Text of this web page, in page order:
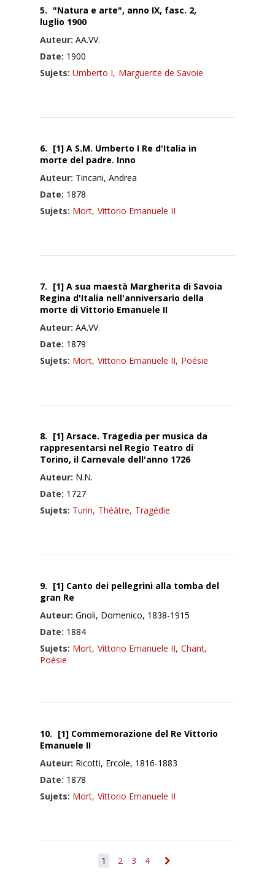
5. "Natura e arte", anno IX, fasc. 2,
luglio 1900
Auteur: AA.VV.
Date: 1900
Sujets: Umberto I, Marguerite de Savoie
6. [1] A S.M. Umberto I Re d'Italia in
morte del padre. Inno
Auteur: Tincani, Andrea
Date: 1878
Sujets: Mort, Vittorio Emanuele II
7. [1] A sua maestà Margherita di Savoia
Regina d'Italia nell'anniversario della
morte di Vittorio Emanuele II
Auteur: AA.VV.
Date: 1879
Sujets: Mort, Vittorio Emanuele II, Poésie
8. [1] Arsace. Tragedia per musica da
rappresentarsi nel Regio Teatro di
Torino, il Carnevale dell'anno 1726
Auteur: N.N.
Date: 1727
Sujets: Turin, Théâtre, Tragédie
9. [1] Canto dei pellegrini alla tomba del
gran Re
Auteur: Gnoli, Domenico, 1838-1915
Date: 1884
Sujets: Mort, Vittorio Emanuele II, Chant,
Poésie
10. [1] Commemorazione del Re Vittorio
Emanuele II
Auteur: Ricotti, Ercole, 1816-1883
Date: 1878
Sujets: Mort, Vittorio Emanuele II
1 2 3 4